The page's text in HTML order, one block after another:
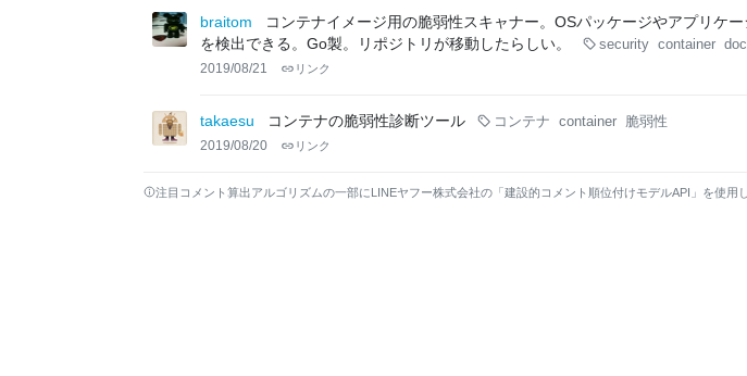
braitom
コンテナイメージ用の脆弱性スキャナー。OSパッケージやアプリケ
を検出できる。Go製。リポジトリが移動したらしい。
security container
2019/08/21 リンク
takaesu コンテナの脆弱性診断ツール コンテナ container 脆弱性
2019/08/20 リンク
注目コメント算出アルゴリズムの一部にLINEヤフー株式会社の「建設的コメント順位付けモデルAPI」を使用